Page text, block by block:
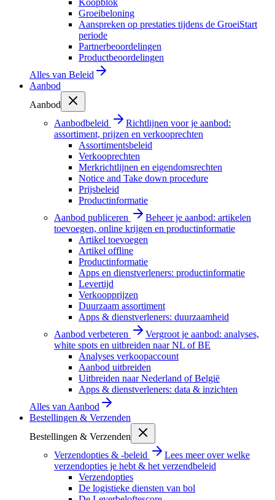
Koopblok
Groeibeloning
Aanspreken op prestaties tijdens de GroeiStart
periode
Partnerbeoordelingen
Productbeoordelingen
Alles van Beleid
Aanbod
Aanbod
Aanbodbeleid
Richtlijnen voor je aanbod:
assortiment, prijzen en verkooprechten
Assortimentsbeleid
Verkooprechten
Merkrichtlijnen en eigendomsrechten
Notice and Take down procedure
Prijsbeleid
Productinformatie
Aanbod publiceren
Beheer je aanbod: artikelen
toevoegen, online krijgen en productinformatie
Artikel toevoegen
Artikel offline
Productinformatie
Apps en dienstverleners: productinformatie
Levertijd
Verkoopprijzen
Duurzaam assortiment
Apps & dienstverleners: duurzaamheid
Aanbod verbeteren
Vergroot je aanbod: analyses,
white spots en uitbreiden naar NL of BE
Analyses verkoopaccount
Aanbod uitbreiden
Uitbreiden naar Nederland of België
Apps & dienstverleners: data & inzichten
Alles van Aanbod
Bestellingen & Verzenden
Bestellingen & Verzenden
Verzendopties & -beleid
Lees meer over welke
verzendopties je hebt & het verzendbeleid
Verzendopties
De logistieke diensten van bol